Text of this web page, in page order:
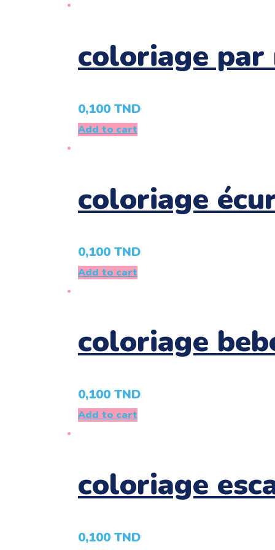
coloriage
0,100 TND
Add to cart
coloriage
0,100 TND
Add to cart
coloriage
0,100 TND
Add to cart
coloriage
0,100 TND